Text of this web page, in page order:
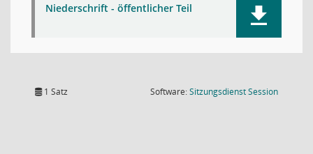
Niederschrift - öffentlicher Teil
1 Satz Software:SitzungsdienstSession(Wird in